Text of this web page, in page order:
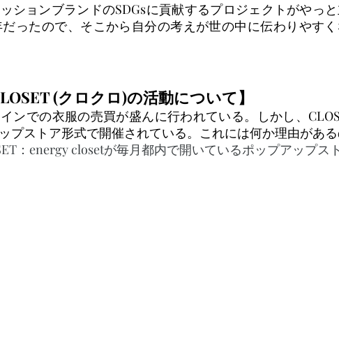
ションブランドのSDGsに貢献するプロジェクトがやっ
だったので、そこから自分の考えが世の中に伝わりやす
(クロクロ)の活動について】
ンでの衣服の売買が盛んに行われている。しかし、
プストア形式で開催されている。これには何か理由がある
：energy closetが毎月都内で開いているポップアップス